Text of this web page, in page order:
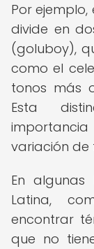
Por
divide en
(goluboy),
como el
tonos más
Esta
variación de
En algunas
Latina,
encontrar
que no